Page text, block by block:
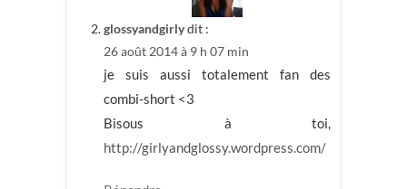
glossyandgirlydit :
26 août 2014 à 9 h 07 min
je suis aussi totalement fan des
combi-short <3
Bisous à toi,
http://girlyandglossy.wordpress.com/